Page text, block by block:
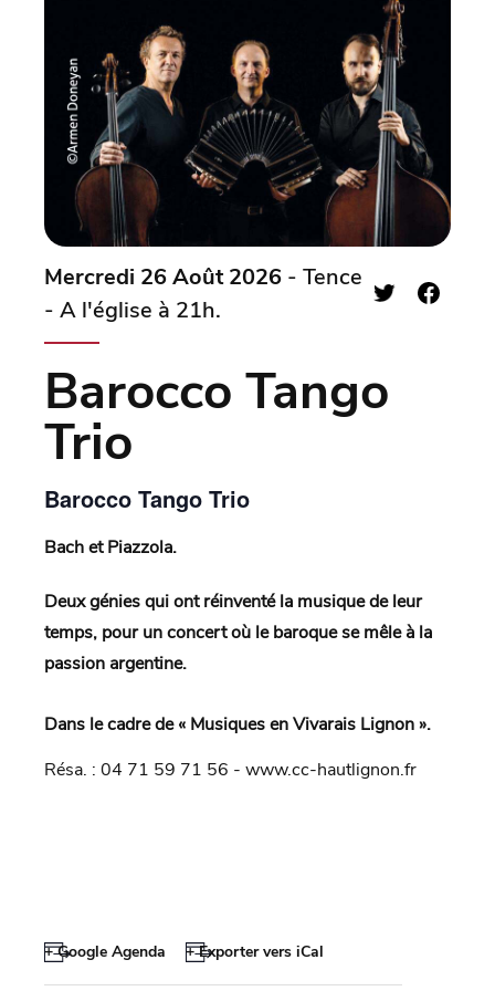
Mercredi 26 Août 2026 - Tence
- A l'église à 21h.
Barocco Tango
Trio
Barocco Tango Trio
Bach et Piazzola.
Deux génies qui ont réinventé la musique de leur
temps, pour un concert où le baroque se mêle à la
passion argentine.
Dans le cadre de « Musiques en Vivarais Lignon ».
Résa. : 04 71 59 71 56 - www.cc-hautlignon.fr
+ Google Agenda + Exporter vers iCal